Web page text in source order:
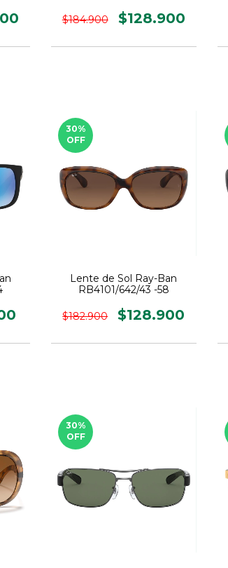
$184.900 $128.900
30%
OFF
Lente de Sol Ray-Ban
RB4101/642/43 -58
$182.900 $128.900
30%
OFF